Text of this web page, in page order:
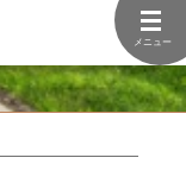
メニュー